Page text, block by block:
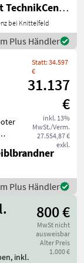
Landforst TechnikCenter Knittelfeld
bei Knittelfeld
Plus Händler
Statt: 34.597
€
31.137
€
inkl. 13%
MwSt./Verm.
27.554,87 €
exkl.
Plus Händler
800 €
MwSt nicht
ausweisbar
Alter Preis
1.000 €